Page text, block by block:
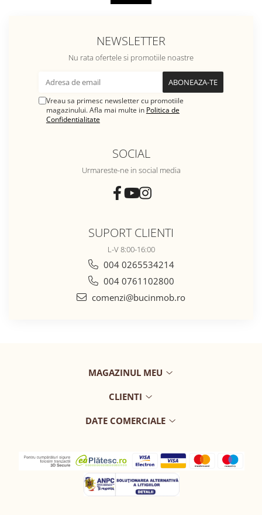
NEWSLETTER
Nu rata ofertele si promotiile noastre
Vreau sa primesc newsletter cu promotiile
magazinului. Afla mai multe in Politica de
Confidentialitate
SOCIAL
Urmareste-ne in social media
SUPORT CLIENTI
L-V 8:00-16:00
004 0265534214
004 0761102800
comenzi@bucinmob.ro
MAGAZINUL MEU
CLIENTI
DATE COMERCIALE